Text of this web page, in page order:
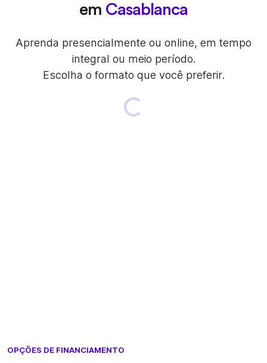
em Casablanca
Aprenda presencialmente ou online, em tempo
integral ou meio período.
Escolha o formato que você preferir.
OPÇÕES DE FINANCIAMENTO